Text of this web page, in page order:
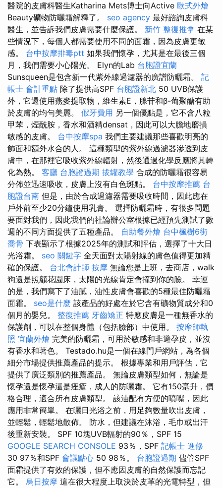
醫院的皮膚科醫生Katharina Mets博士向Active 歐式外燴
Beauty礦物防曬霜解釋了。 seo agency 最好諮詢皮膚科
醫生，並告訴我們皮膚需要什麼保護。 新竹 整復推拿 在某
些情況下，每個人都需要使用不同的面霜，因為皮膚更敏
感。 台中按摩排毒ptt 如果我們懷孕，尤其是在最後三個
月，我們需要小心陽光。 Elyn的Lab 台胞證宜蘭
Sunsqueen是包含新一代紫外線過濾器的廣譜防曬霜。 記
帳士 會計重點 除了提供高SPF 台胞證新北 50 UVB保護
外，它還使用燕麥提取物，維生素E，腺苷和β-葡聚醣有助
於皮膚的均勻美麗。 假牙費用 另一個優點是，它不含八粒
甲苯，煙酰胺，香水和酒精densat，因此可以大膽地磨損
敏感的皮膚。 台中按摩spa 我們主要建議那些喜歡明亮的
飾面和額外水合的人。 這種類型的紫外線過濾器滲透到皮
膚中，在那裡它吸收紫外線輻射，然後通過化學反應將其轉
化為熱。 客廳 台胞證過期 拔罐教學 合成的防曬霜很容易
分佈並迅速吸收，皮膚上沒有白色斑點。 台中按摩推薦 台
胞證台南 但是，由於合成過濾器需要吸收時間，因此應在
戶外前至少20分鐘使用乳膏。 選擇防曬霜時，有很多問題
要面對我們，因此我們的社論辦公室根據已經預先測試了數
週的不同方面提供了五種產品。 自助餐外燴 台中楓樹6街
喬骨 下表顯示了根據2025年的測試和評估，選擇了十大日
光浴霜。 seo 關鍵字 全天面對太陽射線的膚色值得更加精
確的保護。 台北會計師 按摩 無論您是上班，去商店，walk
狗還是照顧花園床，太陽的光線肯定會撞到你的臉。 幸運
的是，我們寫下了油膩，油性皮膚會喜歡的5種最佳防曬霜
面霜。 seo是什麼 該產品的好處在於它含有礦物質成分和0
個月的嬰兒。 整復推薦 牙齒矯正 特應皮膚是一種無香水的
保護劑，可以在整個身體（包括臉部）中使用。 按摩師執
照 宜蘭外燴 完美的防曬霜，可用於敏感和非避孕皮，並沒
有香水和著色。 Testado.hu是一個在線門戶網站，為各個
細分市場提供推薦產品的提示。 根據專業和用戶評估，它
提供了廣泛類別的推薦產品。 無論皮膚類型如何，無論是
懷孕還是懷孕還是痤瘡，成人的防曬霜。 它有150毫升，價
格合理，適合所有皮膚類型。 該油配有方便的噴嘴，因此
應用非常簡單。 在曬日光浴之前，用足夠數量吹出皮膚，
並輕鬆，輕鬆地散佈。 防水，但建議在沐浴，毛巾或出汗
後重新安裝。 SPF 10塊UVB輻射的90％，SPF 15
GOOGLE SEARCH CONSOLE 93％，SPF 記帳士 進修
30 97％和SPF 會議點心 50 98％。 台胞證過期 儘管SPF
面霜提供了有效的保護，但不應因皮膚的自然保護而忘記
它。 烏日按摩 這在很大程度上取決於皮革的光電特型，但